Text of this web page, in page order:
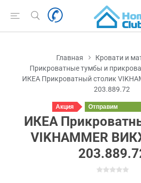
Главная
Кровати и
Прикроватные тумбы и
ИКЕА Прикроватный столик
203.889.72
Акция
Отправим
завтра
ИКЕА
VIKHAMMER